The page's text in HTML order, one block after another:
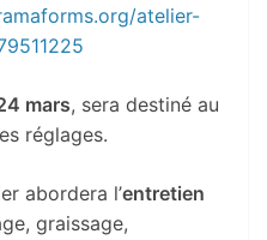
atelier-
mars, sera destiné au
réglages.
abordera l’entretien
graissage,